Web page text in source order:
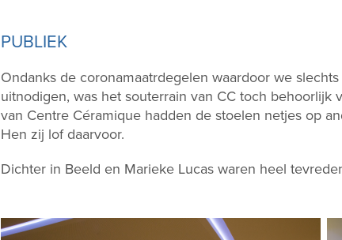
PUBLIEK
Ondanks de coronamaatrdegelen waardoor we
uitnodigen, was het souterrain van CC toch
van Centre Céramique hadden de stoelen netjes op
Hen zij lof daarvoor.
Dichter in Beeld en Marieke Lucas waren heel